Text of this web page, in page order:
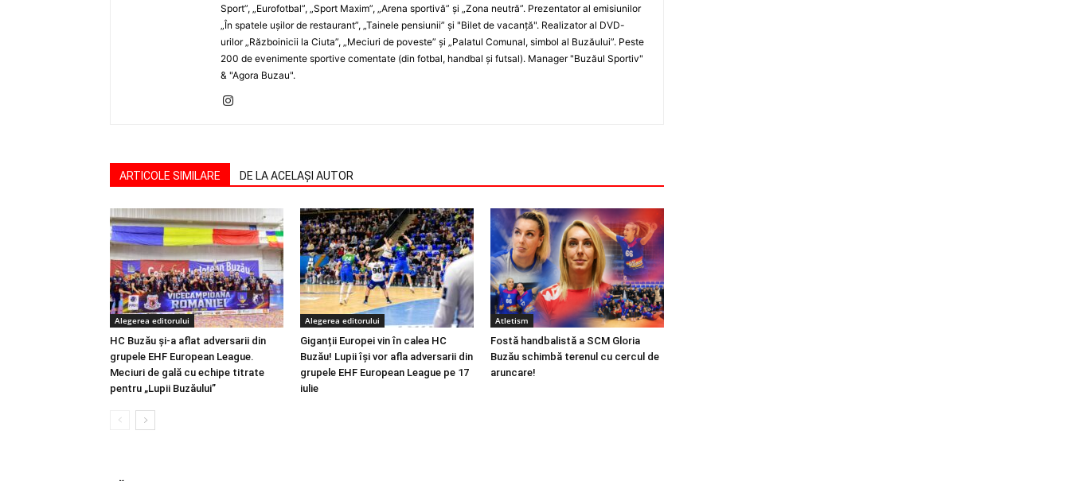
Sport”, „Eurofotbal”, „Sport Maxim”, „Arena sportivă” şi „Zona neutră”. Prezentator al emisiunilor
„În spatele uşilor de restaurant”, „Tainele pensiunii” şi "Bilet de vacanţă". Realizator al DVD-
urilor „Războinicii la Ciuta”, „Meciuri de poveste” şi „Palatul Comunal, simbol al Buzăului”. Peste
200 de evenimente sportive comentate (din fotbal, handbal şi futsal). Manager "Buzăul Sportiv"
& "Agora Buzau".
ARTICOLE SIMILARE DE LA ACELAȘI AUTOR
Alegerea editorului
HC Buzău și-a aflat adversarii din
grupele EHF European League.
Meciuri de gală cu echipe titrate
pentru „Lupii Buzăului”
Alegerea editorului
Giganții Europei vin în calea HC
Buzău! Lupii își vor afla adversarii din
grupele EHF European League pe 17
iulie
Atletism
Fostă handbalistă a SCM Gloria
Buzău schimbă terenul cu cercul de
aruncare!